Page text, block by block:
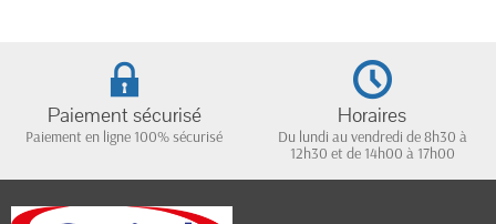
Paiement sécurisé
Paiement en ligne 100% sécurisé
Horaires
Du lundi au vendredi de 8h30 à
12h30 et de 14h00 à 17h00